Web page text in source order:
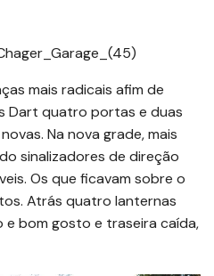
mais radicais afim de
Dart quatro portas e duas
Na nova grade, mais
sinalizadores de direção
Os que ficavam sobre o
Atrás quatro lanternas
e bom gosto e traseira caída,